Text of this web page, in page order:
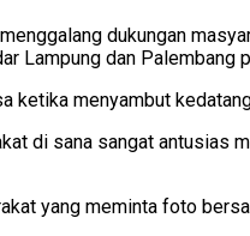
dukungan
Lampung dan Palembang
ketika menyambut
di sana sangat antusias
yang meminta foto